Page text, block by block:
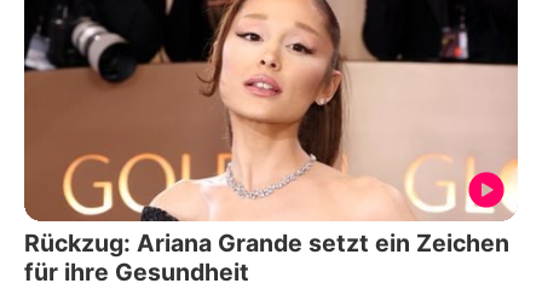
Rückzug: Ariana Grande setzt ein Zeichen
für ihre Gesundheit